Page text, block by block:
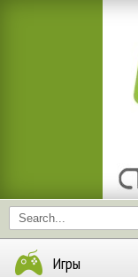
Игры